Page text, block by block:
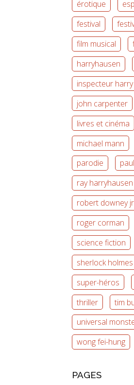
érotique
festival
film musical
harryhausen
inspecteur harry
john carpenter
livres et cinéma
michael mann
parodie
ray harryhausen
robert downey
roger corman
science fiction
sherlock holmes
super-héros
thriller
tim
universal
wong fei-hung
PAGES